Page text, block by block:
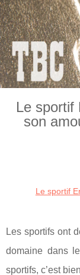
Le sportif
son
Le sportif
Les sportifs ont
domaine dans
sportifs, c’est